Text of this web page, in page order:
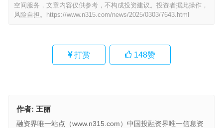
空间服务，文章内容仅供参考，不构成投资建议。投资者据此操作，
风险自担。
https://www.n315.com/news/2025/0303/7643.html
打赏 148赞
作者: 王丽
融资界唯一站点（www.n315.com）中国投融资界唯一信息资